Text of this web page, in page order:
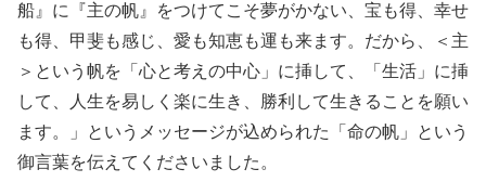
船』に『主の帆』をつけてこそ夢がかない、宝も得、幸せ
も得、甲斐も感じ、愛も知恵も運も来ます。だから、＜主
＞という帆を「心と考えの中心」に挿して、「生活」に挿
して、人生を易しく楽に生き、勝利して生きることを願い
ます。」というメッセージが込められた「命の帆」という
御言葉を伝えてくださいました。